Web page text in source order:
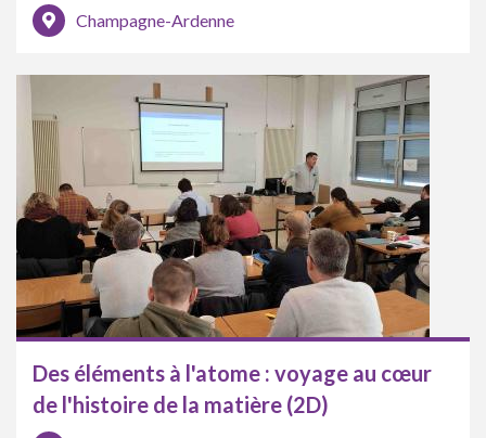
Champagne-Ardenne
Des éléments à l'atome : voyage au cœur
de l'histoire de la matière (2D)